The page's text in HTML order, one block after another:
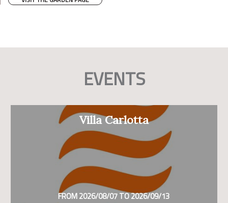
EVENTS
Villa Carlotta
FROM 2026/08/07 TO 2026/09/13